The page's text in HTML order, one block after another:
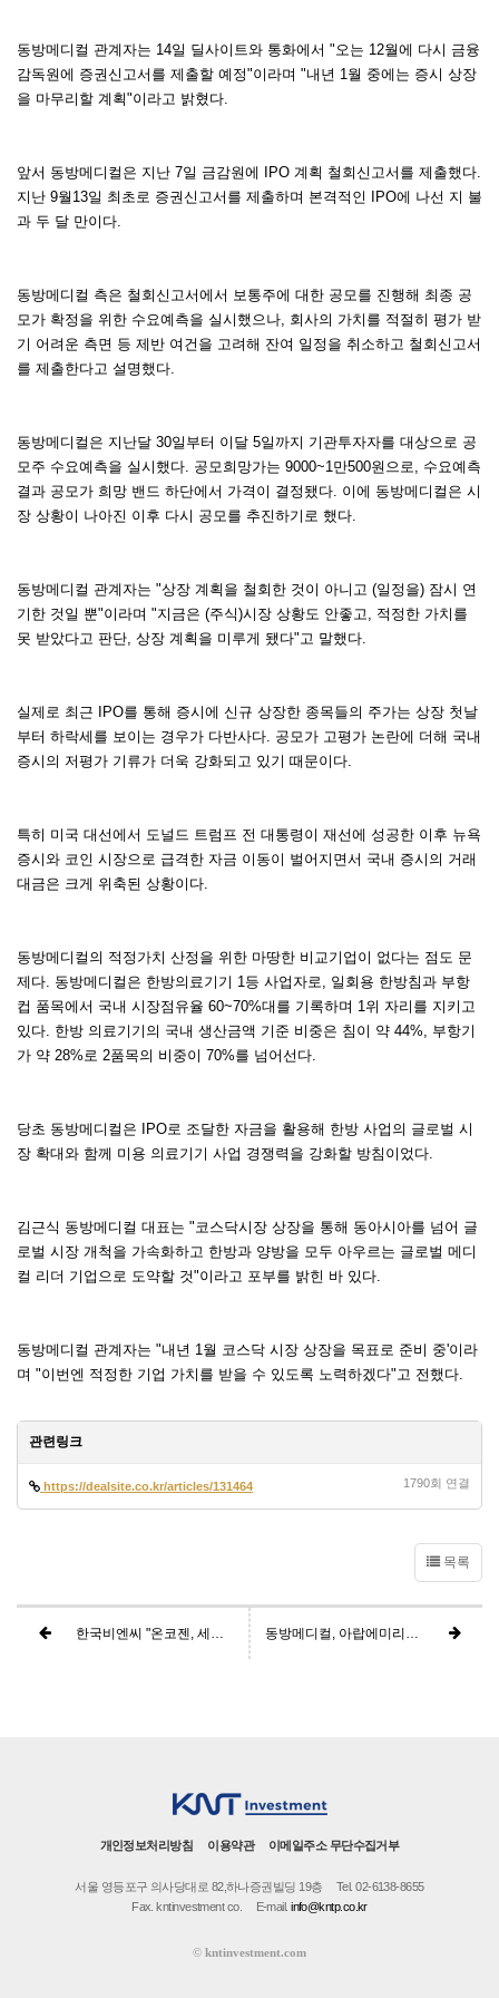
동방메디컬 관계자는 14일 딜사이트와 통화에서 "오는 12월에 다시 금융
감독원에 증권신고서를 제출할 예정"이라며 "내년 1월 중에는 증시 상장
을 마무리할 계획"이라고 밝혔다.
앞서 동방메디컬은 지난 7일 금감원에 IPO 계획 철회신고서를 제출했다.
지난 9월13일 최초로 증권신고서를 제출하며 본격적인 IPO에 나선 지 불
과 두 달 만이다.
동방메디컬 측은 철회신고서에서 보통주에 대한 공모를 진행해 최종 공
모가 확정을 위한 수요예측을 실시했으나, 회사의 가치를 적절히 평가 받
기 어려운 측면 등 제반 여건을 고려해 잔여 일정을 취소하고 철회신고서
를 제출한다고 설명했다.
동방메디컬은 지난달 30일부터 이달 5일까지 기관투자자를 대상으로 공
모주 수요예측을 실시했다. 공모희망가는 9000~1만500원으로, 수요예측
결과 공모가 희망 밴드 하단에서 가격이 결정됐다. 이에 동방메디컬은 시
장 상황이 나아진 이후 다시 공모를 추진하기로 했다.
동방메디컬 관계자는 "상장 계획을 철회한 것이 아니고 (일정을) 잠시 연
기한 것일 뿐"이라며 "지금은 (주식)시장 상황도 안좋고, 적정한 가치를
못 받았다고 판단, 상장 계획을 미루게 됐다"고 말했다.
실제로 최근 IPO를 통해 증시에 신규 상장한 종목들의 주가는 상장 첫날
부터 하락세를 보이는 경우가 다반사다. 공모가 고평가 논란에 더해 국내
증시의 저평가 기류가 더욱 강화되고 있기 때문이다.
특히 미국 대선에서 도널드 트럼프 전 대통령이 재선에 성공한 이후 뉴욕
증시와 코인 시장으로 급격한 자금 이동이 벌어지면서 국내 증시의 거래
대금은 크게 위축된 상황이다.
동방메디컬의 적정가치 산정을 위한 마땅한 비교기업이 없다는 점도 문
제다. 동방메디컬은 한방의료기기 1등 사업자로, 일회용 한방침과 부항
컵 품목에서 국내 시장점유율 60~70%대를 기록하며 1위 자리를 지키고
있다. 한방 의료기기의 국내 생산금액 기준 비중은 침이 약 44%, 부항기
가 약 28%로 2품목의 비중이 70%를 넘어선다.
당초 동방메디컬은 IPO로 조달한 자금을 활용해 한방 사업의 글로벌 시
장 확대와 함께 미용 의료기기 사업 경쟁력을 강화할 방침이었다.
김근식 동방메디컬 대표는 "코스닥시장 상장을 통해 동아시아를 넘어 글
로벌 시장 개척을 가속화하고 한방과 양방을 모두 아우르는 글로벌 메디
컬 리더 기업으로 도약할 것"이라고 포부를 밝힌 바 있다.
동방메디컬 관계자는 "내년 1월 코스닥 시장 상장을 목표로 준비 중'이라
며 "이번엔 적정한 기업 가치를 받을 수 있도록 노력하겠다"고 전했다.
관련링크
https://dealsite.co.kr/articles/131464 1790회 연결
목록
한국비엔씨 "온코젠, 세레신과 알츠하이머 등 신약 개발 MOU" 동방메디컬, 아랍에미리트서 '엘라스티' PDO/PCL 실 허가..."중동 시장으로 경쟁력 확대"
개인정보처리방침 이용약관 이메일주소 무단수집거부
서울 영등포구 의사당대로 82,하나증권빌딩 19층
Tel. 02-6138-8655
Fax. kntinvestment co.
E-mail.info@kntp.co.kr
© kntinvestment.com